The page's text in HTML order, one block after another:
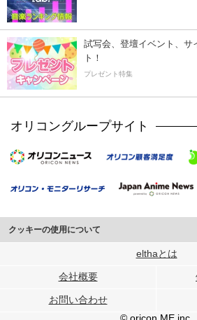
試写会、登壇イベント、サ
ト！
プレゼント特集
オリコングループサイト
クッキーの使用について
このサイトでは Cookie を使用して、ユーザーに
行っています。
メディアや広告配信、データ解析の各パートナー
elthaとは
会社概要
お問い合わせ
© oricon ME inc.